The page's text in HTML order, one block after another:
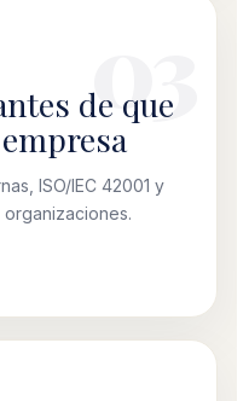
de que
ISO/IEC 42001 y